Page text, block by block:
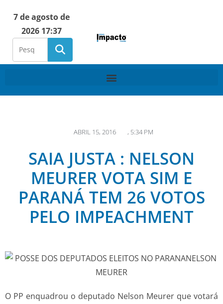
7 de agosto de
2026 17:37
ABRIL 15, 2016 , 5:34 PM
SAIA JUSTA : NELSON
MEURER VOTA SIM E
PARANÁ TEM 26 VOTOS
PELO IMPEACHMENT
O PP enquadrou o deputado Nelson Meurer que votará